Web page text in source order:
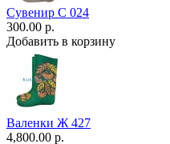
Сувенир С 024
300.00 р.
Добавить в корзину
Валенки Ж 427
4,800.00 р.